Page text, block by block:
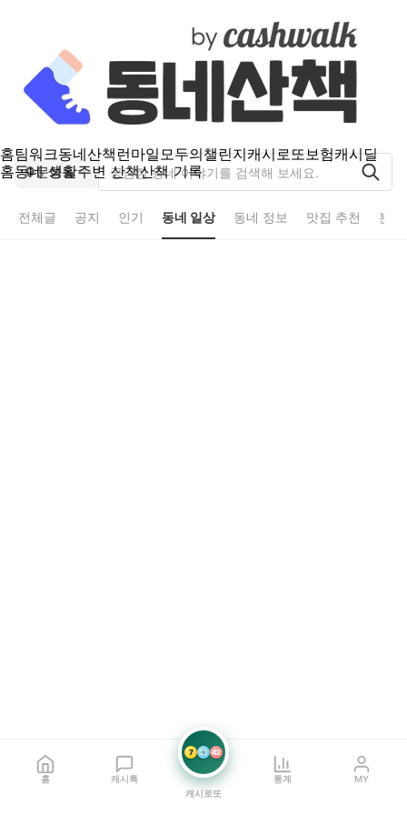
홈팀워크동네산책런마일모두의챌린지캐시로또보험캐시딜
홈동네 생활주변 산책산책 기록
문화동
전체글 공지 인기 동네 일상 동네 정보 맛집 추천 분
홈 캐시톡
7 21 42
캐시로또
통계 MY